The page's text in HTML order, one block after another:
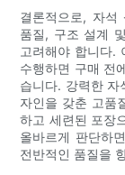
결론적으로, 자석
품질, 구조 설계
고려해야 합니다.
수행하면 구매 전
습니다. 강력한 자
자인을 갖춘 고품
하고 세련된 포장
올바르게 판단하
전반적인 품질을